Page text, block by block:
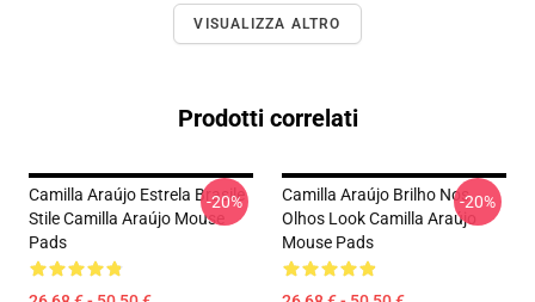
VISUALIZZA ALTRO
Prodotti correlati
Camilla Araújo Estrela Brasile
Stile Camilla Araújo Mouse
Pads
-20%
Camilla Araújo Brilho Nos
Olhos Look Camilla Araújo
Mouse Pads
-20%